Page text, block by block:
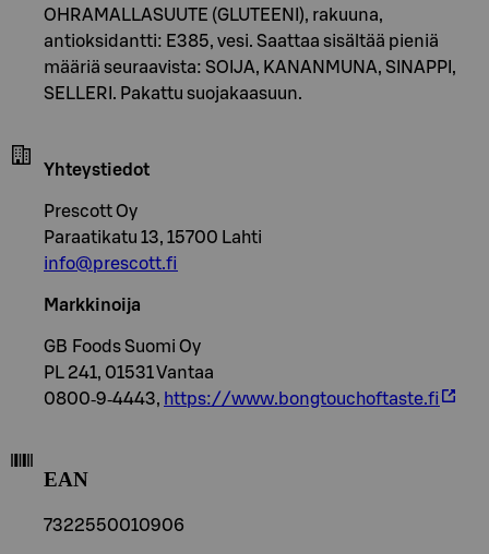
OHRAMALLASUUTE (GLUTEENI), rakuuna,
antioksidantti: E385, vesi. Saattaa sisältää pieniä
määriä seuraavista: SOIJA, KANANMUNA, SINAPPI,
SELLERI. Pakattu suojakaasuun.
Yhteystiedot
Prescott Oy
Paraatikatu 13, 15700 Lahti
info@prescott.fi
Markkinoija
GB Foods Suomi Oy
PL 241, 01531 Vantaa
0800‐9‐4443, https://www.bongtouchoftaste.fi
EAN
7322550010906